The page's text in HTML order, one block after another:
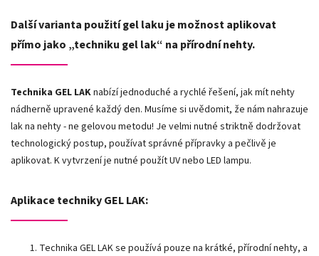
Další varianta použití gel laku je možnost aplikovat
přímo jako „techniku gel lak“ na přírodní nehty.
Technika GEL LAKnabízí jednoduché a rychlé řešení, jak mít nehty
nádherně upravené každý den. Musíme si uvědomit, že nám nahrazuje
lak na nehty - ne gelovou metodu! Je velmi nutné striktně dodržovat
technologický postup, používat správné přípravky a pečlivě je
aplikovat. K vytvrzení je nutné použít UV nebo LED lampu.
Aplikace techniky GEL LAK:
Technika GEL LAK se používá pouze na krátké, přírodní nehty, a